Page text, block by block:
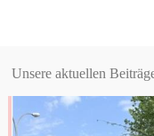
Unsere aktuellen